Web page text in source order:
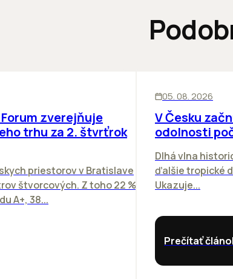
zverejňuje
trhu za 2. štvrťrok
priestorov v Bratislave
štvorcových. Z toho 22 %
A+, 38...
05. 08. 2026
V Česku
odolnosti
Dlhá vlna
ďalšie tropické
Ukazuje...
Prečítať